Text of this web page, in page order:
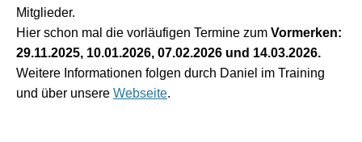
Mitglieder.
Hier schon mal die vorläufigen Termine zum Vormerken:
29.11.2025, 10.01.2026, 07.02.2026 und 14.03.2026.
Weitere Informationen folgen durch Daniel im Training
und über unsere Webseite.